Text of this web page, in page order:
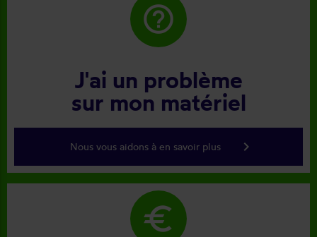
help_outline
J'ai un problème
sur mon matériel
Nous vous aidons à en savoir plus keyboard_arrow_right
euro